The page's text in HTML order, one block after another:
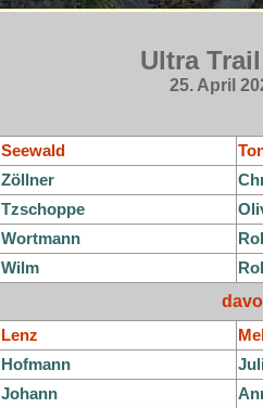
Ultra
25. April
Seewald
Zöllner
Tzschoppe
Wortmann
Wilm
Lenz
Hofmann
Johann